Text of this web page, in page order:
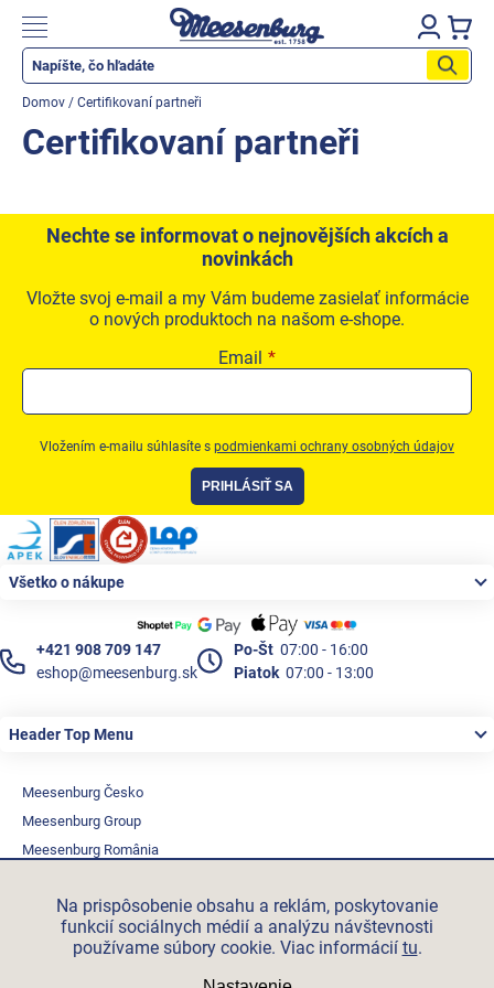
Na prispôsobenie obsahu a reklám, poskytovanie
funkcií sociálnych médií a analýzu návštevnosti
používame súbory cookie. Viac informácií tu.
obsah
košík
Prihlásenie
Katalog produktů
Okenné parapety
Všetko pre dvere
Montážne materiály
Náradie a nástroje
Elektrické + AKU náradie
Cyklistika/moto
Produkty podľa profesie
Akčná ponuka
Akčná ponuka
Predsadená montáž okien Triotherm+
Vetracia technika
Konfigurátor podkladových profiov
Domov / Certifikovaní partneři
Certifikovaní partneři
Nechte se informovat o nejnovějších akcích a
novinkách
Vložte svoj e-mail a my Vám budeme zasielať informácie
o nových produktoch na našom e-shope.
Email
Vložením e-mailu súhlasíte s podmienkami ochrany osobných údajov
PRIHLÁSIŤ SA
Zápätie
Všetko o nákupe
+421 908 709 147
eshop@meesenburg.sk
Po-Št 07:00 - 16:00
Piatok 07:00 - 13:00
Header Top Menu
Meesenburg Česko
Meesenburg Group
Meesenburg România
Triotherm.cz
Stroxx.cz